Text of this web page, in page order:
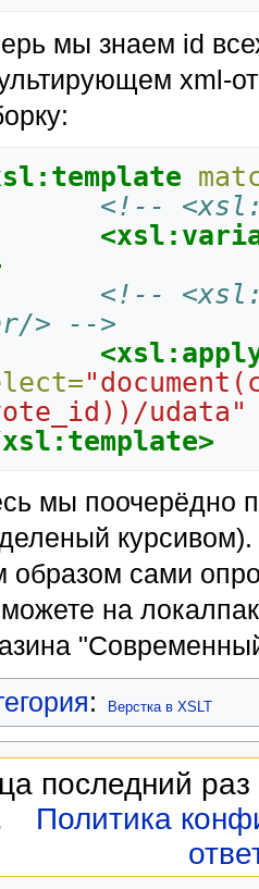
мы знаем id
xml-
<!--
<!--
> -->
udata"
мы поочерёдно
образом сами
на
: Верстка в XSLT
последний
Политика